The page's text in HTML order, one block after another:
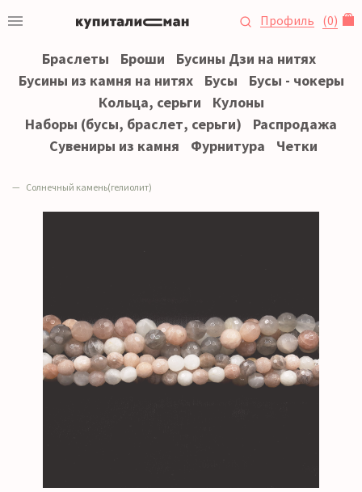
Профиль (0)
Браслеты Броши
Бусины Дзи на нитях
Бусины из камня на нитях
Бусы
Бусы - чокеры
Кольца, серьги
Кулоны
Наборы (бусы, браслет, серьги)
Распродажа
Сувениры из камня
Фурнитура Четки
Солнечный камень(гелиолит)